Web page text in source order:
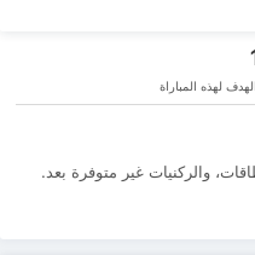
لهذه المباراة
والركنيات ‏غير متوفرة بعد.